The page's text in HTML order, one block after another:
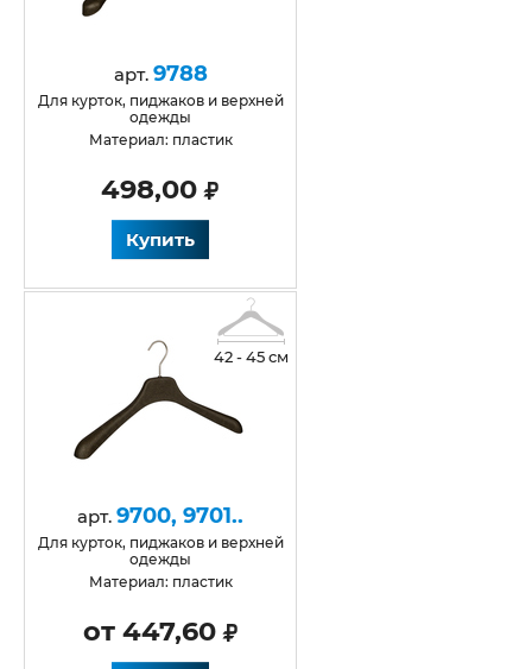
арт. 9788
для курток, пиджаков и верхней
одежды
Материал: пластик
498,00
Купить
42 - 45 см
арт. 9700, 9701..
для курток, пиджаков и верхней
одежды
Материал: пластик
от 447,60